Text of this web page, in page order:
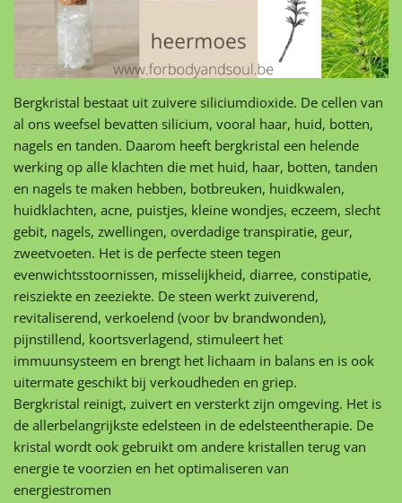
Bergkristal bestaat uit zuivere siliciumdioxide. De cellen van
al ons weefsel bevatten silicium, vooral haar, huid, botten,
nagels en tanden. Daarom heeft bergkristal een helende
werking op alle klachten die met huid, haar, botten, tanden
en nagels te maken hebben, botbreuken, huidkwalen,
huidklachten, acne, puistjes, kleine wondjes, eczeem, slecht
gebit, nagels, zwellingen, overdadige transpiratie, geur,
zweetvoeten. Het is de perfecte steen tegen
evenwichtsstoornissen, misselijkheid, diarree, constipatie,
reisziekte en zeeziekte. De steen werkt zuiverend,
revitaliserend, verkoelend (voor bv brandwonden),
pijnstillend, koortsverlagend, stimuleert het
immuunsysteem en brengt het lichaam in balans en is ook
uitermate geschikt bij verkoudheden en griep.
Bergkristal reinigt, zuivert en versterkt zijn omgeving. Het is
de allerbelangrijkste edelsteen in de edelsteentherapie. De
kristal wordt ook gebruikt om andere kristallen terug van
energie te voorzien en het optimaliseren van
energiestromen